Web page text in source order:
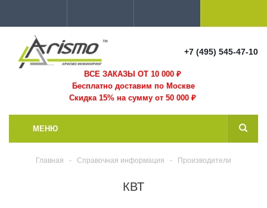
+7 (495) 545-47-10
ВСЕ ЗАКАЗЫ ОТ 10 000₽
Бесплатно доставим по Москве
Скидка 15% на сумму от 50 000 ₽
МЕНЮ
Главная - Справочная информация - Производители
КВТ